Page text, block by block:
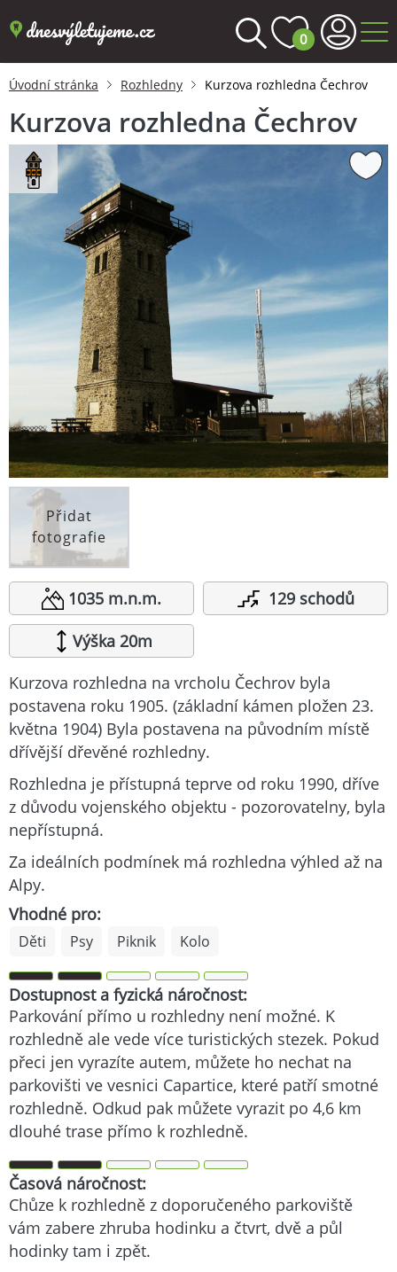
0
Úvodní stránka Rozhledny Kurzova rozhledna Čechrov
Kurzova rozhledna Čechrov
Přidat
fotografie
1035 m.n.m.
129 schodů
Výška 20m
Kurzova rozhledna na vrcholu Čechrov byla
postavena roku 1905. (základní kámen pložen 23.
května 1904) Byla postavena na původním místě
dřívější dřevěné rozhledny.
Rozhledna je přístupná teprve od roku 1990, dříve
z důvodu vojenského objektu - pozorovatelny, byla
nepřístupná.
Za ideálních podmínek má rozhledna výhled až na
Alpy.
Vhodné pro:
Děti Psy Piknik Kolo
Dostupnost a fyzická náročnost:
Parkování přímo u rozhledny není možné. K
rozhledně ale vede více turistických stezek. Pokud
přeci jen vyrazíte autem, můžete ho nechat na
parkovišti ve vesnici Capartice, které patří smotné
rozhledně. Odkud pak můžete vyrazit po 4,6 km
dlouhé trase přímo k rozhledně.
Časová náročnost:
Chůze k rozhledně z doporučeného parkoviště
vám zabere zhruba hodinku a čtvrt, dvě a půl
hodinky tam i zpět.